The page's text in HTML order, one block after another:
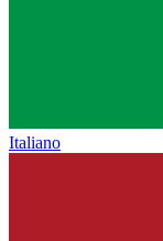
Italiano